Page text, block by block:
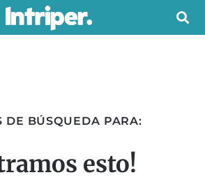
DE BÚSQUEDA PARA:
esto!